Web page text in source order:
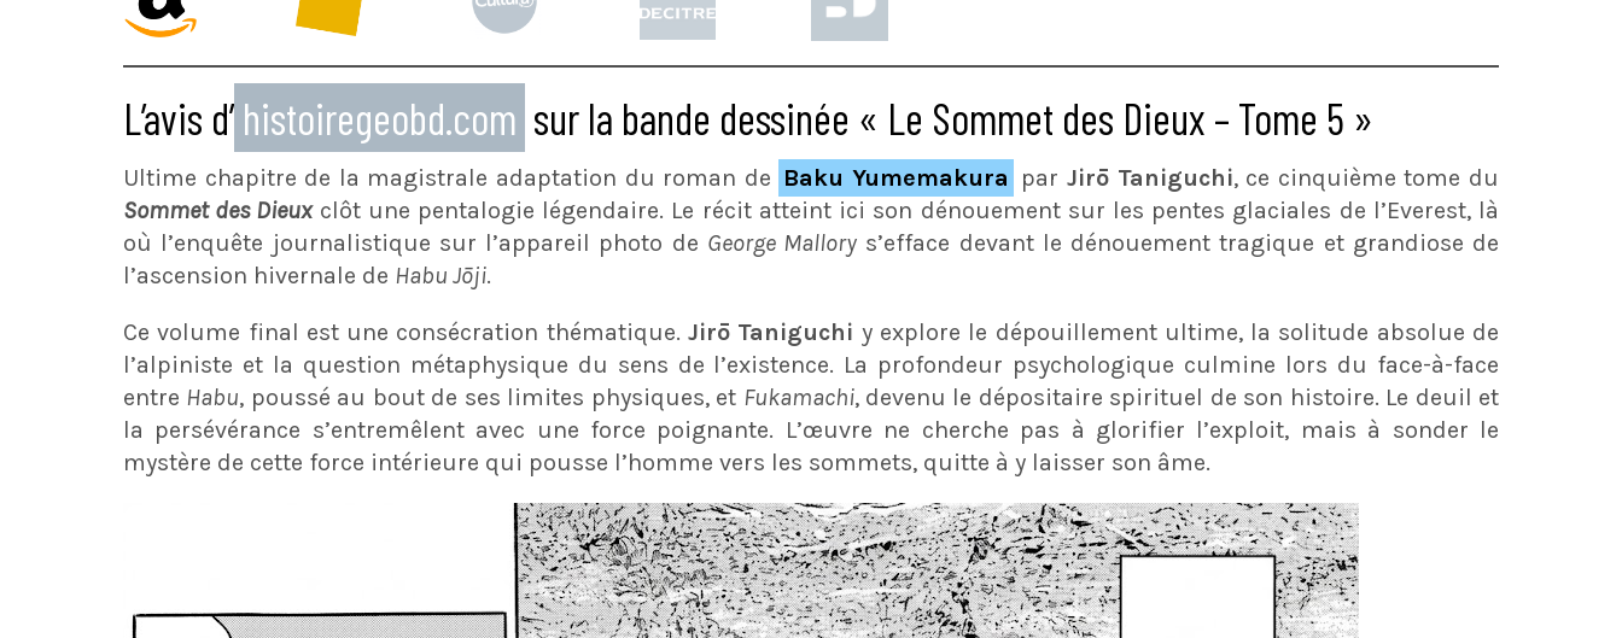
L’avis d’ histoiregeobd.com sur la bande dessinée « Le Sommet des Dieux – Tome 5 »
Ultime chapitre de la magistrale adaptation du roman de Baku Yumemakura parJirō Taniguchi, ce cinquième tome du
Sommet des Dieuxclôt une pentalogie légendaire. Le récit atteint ici son dénouement sur les pentes glaciales de l’Everest, là
où l’enquête journalistique sur l’appareil photo de George Mallory s’efface devant le dénouement tragique et grandiose de
l’ascension hivernale de Habu Jōji.
Ce volume final est une consécration thématique.Jirō Taniguchi y explore le dépouillement ultime, la solitude absolue de
l’alpiniste et la question métaphysique du sens de l’existence. La profondeur psychologique culmine lors du face-à-face
entre Habu, poussé au bout de ses limites physiques, et Fukamachi, devenu le dépositaire spirituel de son histoire. Le deuil et
la persévérance s’entremêlent avec une force poignante. L’œuvre ne cherche pas à glorifier l’exploit, mais à sonder le
mystère de cette force intérieure qui pousse l’homme vers les sommets, quitte à y laisser son âme.